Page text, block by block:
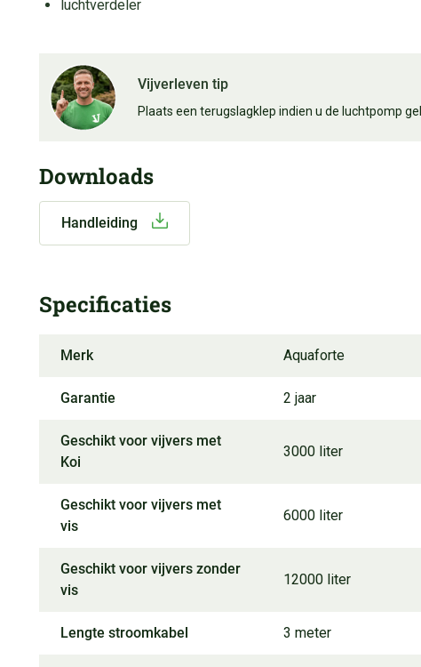
luchtverdeler
Vijverleven tip
Plaats een terugslagklep indien u de luchtpomp
Downloads
Handleiding
Specificaties
Merk Aquaforte
Garantie 2 jaar
Geschikt voor vijvers met
Koi
3000 liter
Geschikt voor vijvers met
vis
6000 liter
Geschikt voor vijvers zonder
vis
12000 liter
Lengte stroomkabel 3 meter